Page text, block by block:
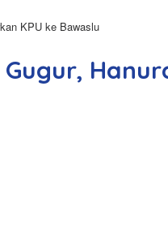
KPU ke Bawaslu